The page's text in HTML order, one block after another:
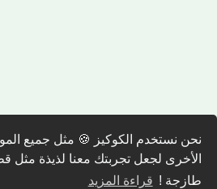
نحن نستخدم الكوكيز 🍪 مثل جميع
الأخرى لجعل تجربتك معنا لذيذة
طازجة ! قراءة المزيد